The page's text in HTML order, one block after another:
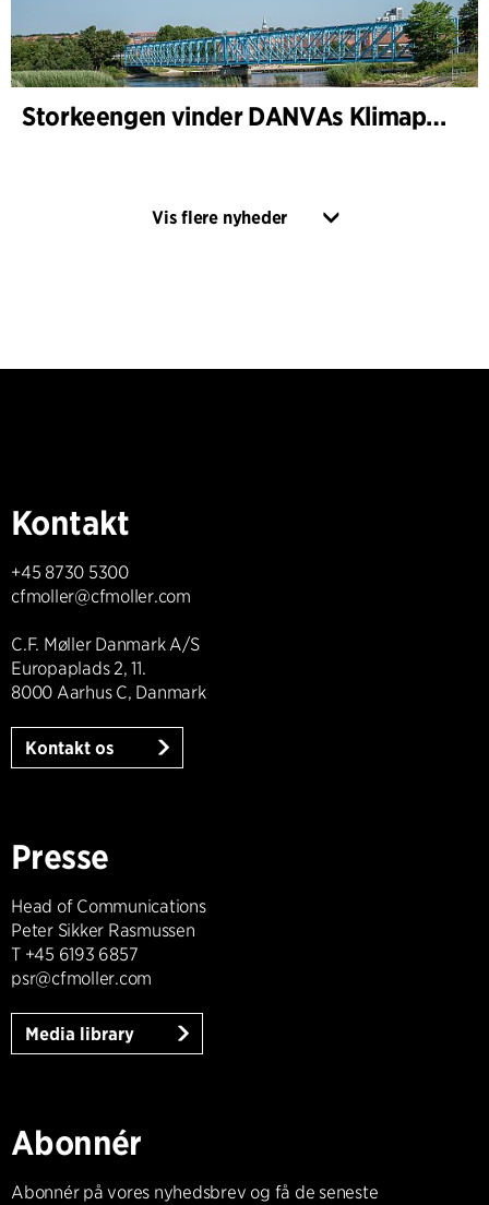
Storkeengen vinder DANVAs Klimapris 2025 – og bygger videre på tidligere arkitekturanerkendelse
Vis flere nyheder
Kontakt
+45 8730 5300
cfmoller@cfmoller.com
C.F. Møller Danmark A/S
Europaplads 2, 11.
8000 Aarhus C, Danmark
Kontakt os
Presse
Head of Communications
Peter Sikker Rasmussen
T +45 6193 6857
psr@cfmoller.com
Media library
Abonnér
Abonnér på vores nyhedsbrev og få de seneste